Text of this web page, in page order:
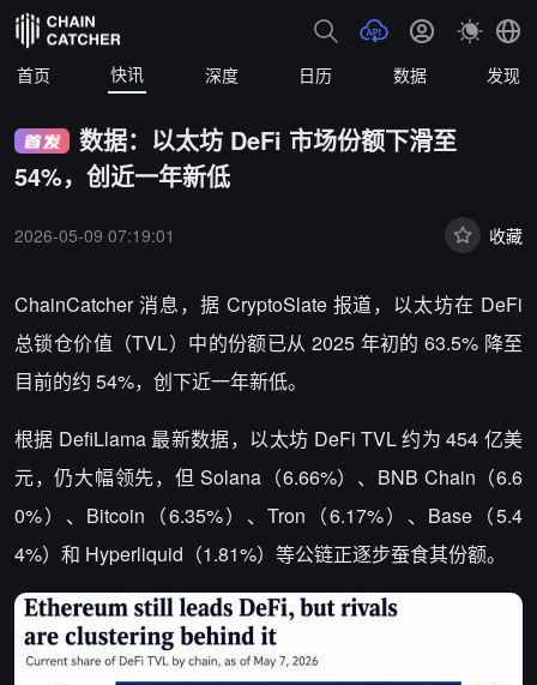
首页 快讯 深度 日历 数据 发现
数据：以太坊 DeFi 市场份额下滑至
54%，创近一年新低
2026-05-09 07:19:01 收藏
ChainCatcher 消息，据 CryptoSlate 报道，以太坊在 DeFi
总锁仓价值（TVL）中的份额已从 2025 年初的 63.5% 降至
目前的约 54%，创下近一年新低。
根据 DefiLlama 最新数据，以太坊 DeFi TVL 约为 454 亿美
元，仍大幅领先，但 Solana（6.66%）、BNB Chain（6.6
0%）、Bitcoin（6.35%）、Tron（6.17%）、Base（5.4
4%）和 Hyperliquid（1.81%）等公链正逐步蚕食其份额。